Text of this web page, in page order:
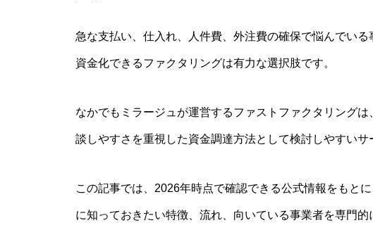
急な支払い、仕入れ、人件費、外注費の確保で悩んでい
資金化できるファクタリングは有力な選択肢です。
なかでもミラージュが運営するファストファクタリング
談しやすさを重視した資金調達方法として検討しやすいサ
この記事では、2026年時点で確認できる公式情報をもと
に知っておきたい特徴、流れ、向いている事業者を専門的